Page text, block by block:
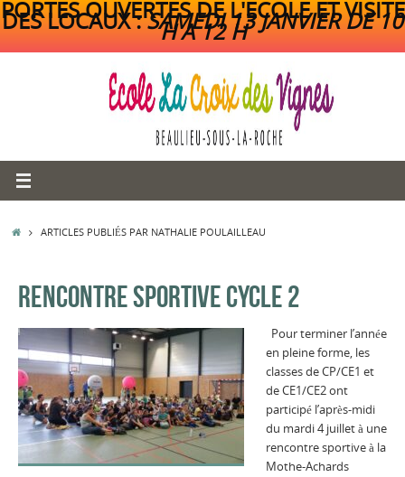
PORTES OUVERTES DE L'ECOLE ET VISITE
DES LOCAUX :SAMEDI 13 JANVIER DE 10
H A 12 H
ACCUEIL
ARTICLES PUBLIÉS PAR NATHALIE POULAILLEAU
RENCONTRE SPORTIVE CYCLE 2
Pour terminer l’année
en pleine forme, les
classes de CP/CE1 et
de CE1/CE2 ont
participé l’après-midi
du mardi 4 juillet à une
rencontre sportive à la
Mothe-Achards